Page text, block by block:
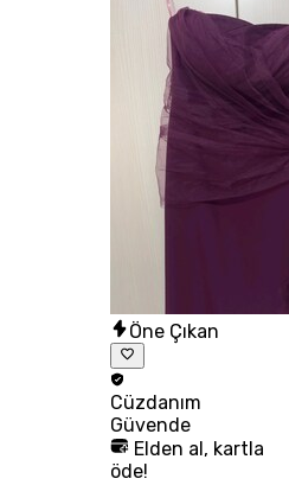
Öne Çıkan
Cüzdanım
Güvende
Elden al, kartla
öde!